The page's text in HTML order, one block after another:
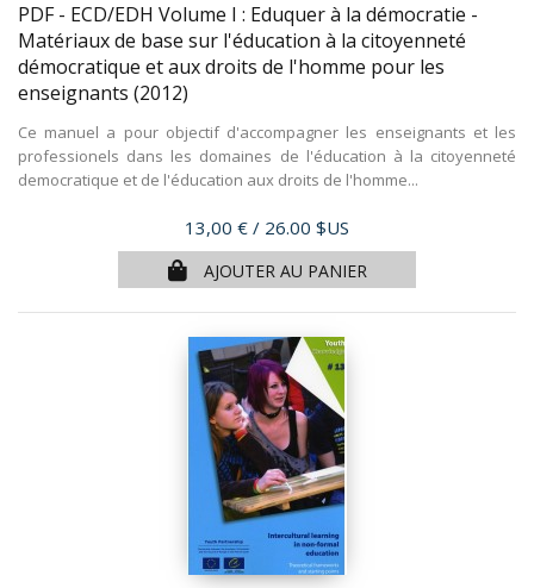
PDF - ECD/EDH Volume I : Eduquer à la démocratie -
Matériaux de base sur l'éducation à la citoyenneté
démocratique et aux droits de l'homme pour les
enseignants (2012)
Ce manuel a pour objectif d'accompagner les enseignants et les
professionels dans les domaines de l'éducation à la citoyenneté
democratique et de l'éducation aux droits de l'homme...
Prix
13,00 € / 26.00 $US
AJOUTER AU PANIER